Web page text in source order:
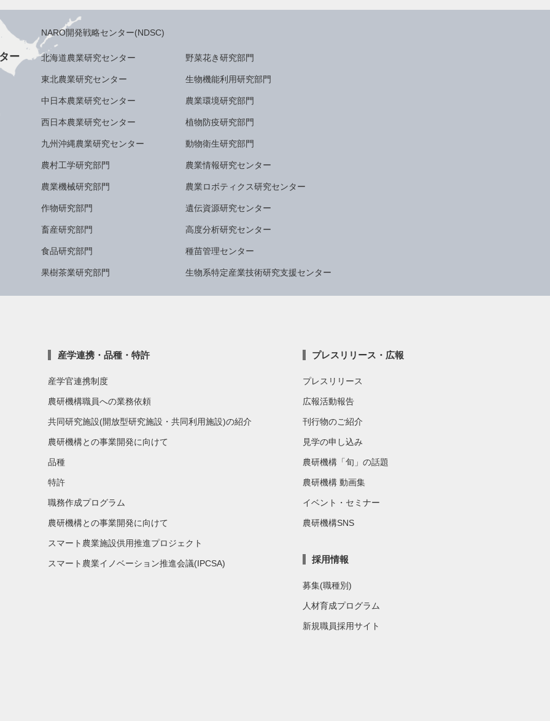
NARO開発戦略センター(NDSC)
ー 北海道農業研究センター
東北農業研究センター
中日本農業研究センター
西日本農業研究センター
九州沖縄農業研究センター
農村工学研究部門
農業機械研究部門
作物研究部門
畜産研究部門
食品研究部門
果樹茶業研究部門
野菜花き研究部門
生物機能利用研究部門
農業環境研究部門
植物防疫研究部門
動物衛生研究部門
農業情報研究センター
農業ロボティクス研究センター
遺伝資源研究センター
高度分析研究センター
種苗管理センター
生物系特定産業技術研究支援センター
産学連携・品種・特許
産学官連携制度
農研機構職員への業務依頼
共同研究施設(開放型研究施設・共同利用施設)の紹介
農研機構との事業開発に向けて
品種
特許
職務作成プログラム
農研機構との事業開発に向けて
スマート農業施設供用推進プロジェクト
スマート農業イノベーション推進会議(IPCSA)
プレスリリース・広報
プレスリリース
広報活動報告
刊行物のご紹介
見学の申し込み
農研機構「旬」の話題
農研機構 動画集
イベント・セミナー
農研機構SNS
採用情報
募集(職種別)
人材育成プログラム
新規職員採用サイト